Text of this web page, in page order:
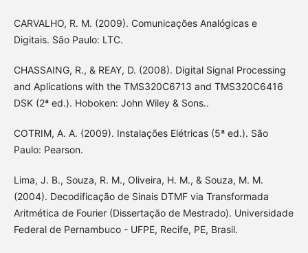
CARVALHO, R. M. (2009). Comunicações Analógicas e
Digitais. São Paulo: LTC.
CHASSAING, R., & REAY, D. (2008). Digital Signal Processing
and Aplications with the TMS320C6713 and TMS320C6416
DSK (2ª ed.). Hoboken: John Wiley & Sons..
COTRIM, A. A. (2009). Instalações Elétricas (5ª ed.). São
Paulo: Pearson.
Lima, J. B., Souza, R. M., Oliveira, H. M., & Souza, M. M.
(2004). Decodificação de Sinais DTMF via Transformada
Aritmética de Fourier (Dissertação de Mestrado). Universidade
Federal de Pernambuco - UFPE, Recife, PE, Brasil.